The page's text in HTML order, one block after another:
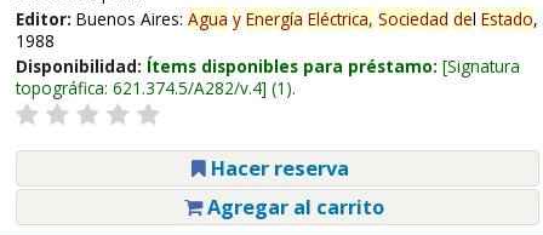
Editor: Buenos Aires: Agua y Energía Eléctrica, Sociedad del Estado,
1988
Disponibilidad: Ítems disponibles para préstamo: Signatura
topográfica: 621.374.5/A282/v.4 (1).
Hacer reserva
Agregar al carrito